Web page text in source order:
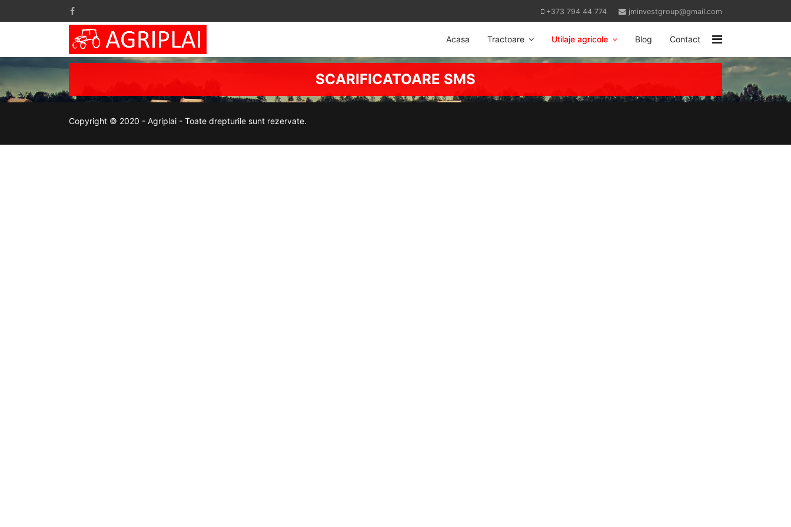
+373 794 44 774 jminvestgroup@gmail.com
Acasa Tractoare Utilaje agricole Blog Contact
SCARIFICATOARE SMS
Copyright © 2020 - Agriplai - Toate drepturile sunt rezervate.